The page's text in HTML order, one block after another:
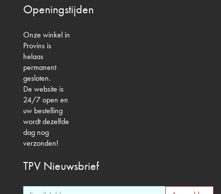
Openingstijden
Onze winkel in
Provins is
helaas
permanent
gesloten.
De website is
24/7 open en
uw bestelling
wordt dezelfde
dag nog
verzonden!
TPV Nieuwsbrief